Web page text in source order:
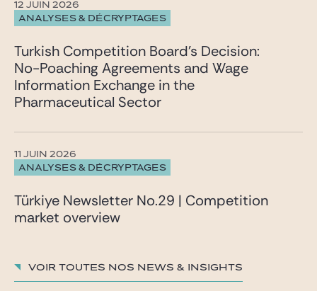
ANALYSES & DÉCRYPTAGES
12 JUIN 2026
Turkish Competition Board’s Decision:
No-Poaching Agreements and Wage
Information Exchange in the
Pharmaceutical Sector
ANALYSES & DÉCRYPTAGES
11 JUIN 2026
Türkiye Newsletter No.29 | Competition
market overview
Voir toutes nos News & insights